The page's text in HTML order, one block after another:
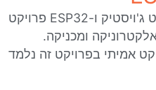
רכב רובוטי אלחוטי עם שלט ג'ויסטיק ו-ESP32 פרויקט
ומכניקה.
אמיתי בפרויקט זה נלמד